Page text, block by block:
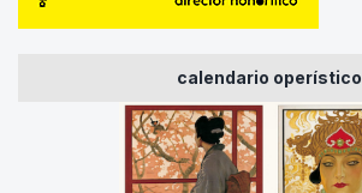
calendario operístico